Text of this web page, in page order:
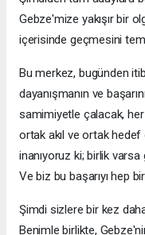
Gebze'mize yakışır bir
içerisinde geçmesini
Bu merkez, bugünden
dayanışmanın ve
samimiyetle çalacak, her
ortak akıl ve ortak
inanıyoruz ki; birlik varsa
Ve biz bu başarıyı hep
Şimdi sizlere bir kez
Benimle birlikte,